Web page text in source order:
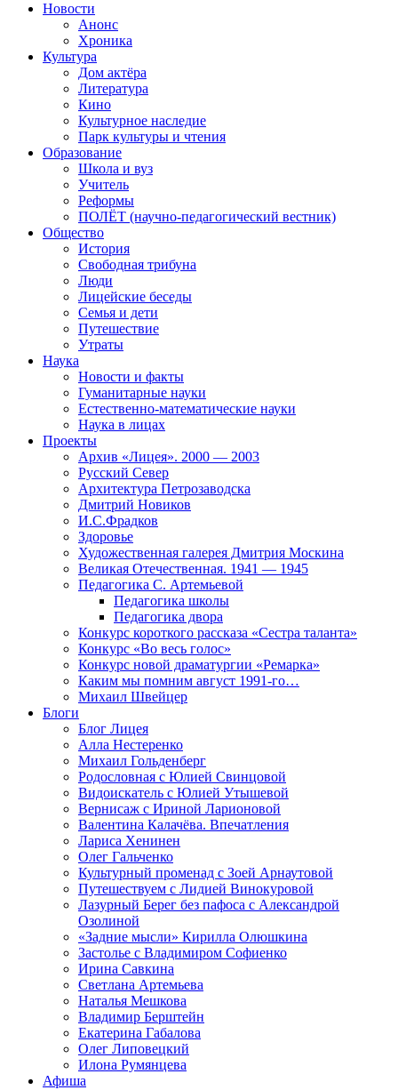
Новости
Анонс
Хроника
Культура
Дом актёра
Литература
Кино
Культурное наследие
Парк культуры и чтения
Образование
Школа и вуз
Учитель
Реформы
ПОЛЁТ (научно-педагогический вестник)
Общество
История
Свободная трибуна
Люди
Лицейские беседы
Семья и дети
Путешествие
Утраты
Наука
Новости и факты
Гуманитарные науки
Естественно-математические науки
Наука в лицах
Проекты
Архив «Лицея». 2000 — 2003
Русский Север
Архитектура Петрозаводска
Дмитрий Новиков
И.С.Фрадков
Здоровье
Художественная галерея Дмитрия Москина
Великая Отечественная. 1941 — 1945
Педагогика С. Артемьевой
Педагогика школы
Педагогика двора
Конкурс короткого рассказа «Сестра таланта»
Конкурс «Во весь голос»
Конкурс новой драматургии «Ремарка»
Каким мы помним август 1991-го…
Михаил Швейцер
Блоги
Блог Лицея
Алла Нестеренко
Михаил Гольденберг
Родословная с Юлией Свинцовой
Видоискатель с Юлией Утышевой
Вернисаж с Ириной Ларионовой
Валентина Калачёва. Впечатления
Лариса Хенинен
Олег Гальченко
Культурный променад с Зоей Арнаутовой
Путешествуем с Лидией Винокуровой
Лазурный Берег без пафоса с Александрой
Озолиной
«Задние мысли» Кирилла Олюшкина
Застолье с Владимиром Софиенко
Ирина Савкина
Светлана Артемьева
Наталья Мешкова
Владимир Берштейн
Екатерина Габалова
Олег Липовецкий
Илона Румянцева
Афиша